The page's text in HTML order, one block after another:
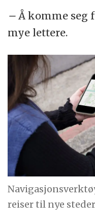
– Å komme seg
mye lettere.
reiser til nye